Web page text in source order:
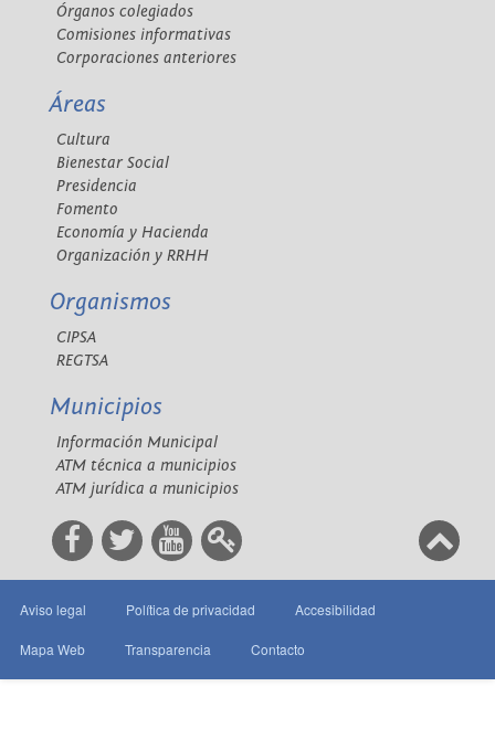
Órganos colegiados
Comisiones informativas
Corporaciones anteriores
Áreas
Cultura
Bienestar Social
Presidencia
Fomento
Economía y Hacienda
Organización y RRHH
Organismos
CIPSA
REGTSA
Municipios
Información Municipal
ATM técnica a municipios
ATM jurídica a municipios
Aviso legal Política de privacidad Accesibilidad
Mapa Web Transparencia Contacto